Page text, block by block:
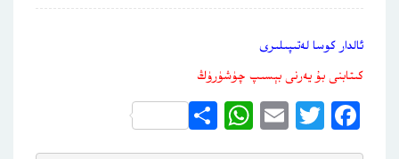
ئالدار كوسا لەتىپىلىرى
كىتابنى بۇ يەرنى بېسىپ چۈشۈرۈڭ
Facebook
Twitter
Email
WhatsApp
Share